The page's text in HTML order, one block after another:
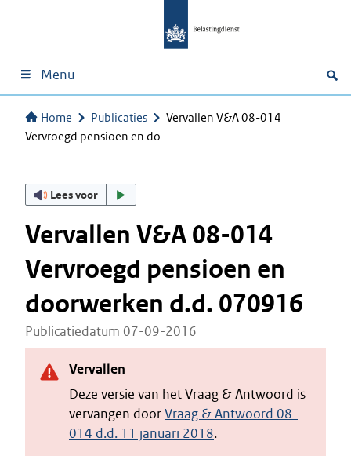
Menu
Home Publicaties
Vervallen V&A 08-014
Vervroegd pensioen en do…
Lees voor
Vervallen V&A 08-014
Vervroegd pensioen en
doorwerken d.d. 070916
Publicatiedatum 07-09-2016
Vervallen
Deze versie van het Vraag & Antwoord is
vervangen doorVraag & Antwoord 08-
014 d.d. 11 januari 2018.